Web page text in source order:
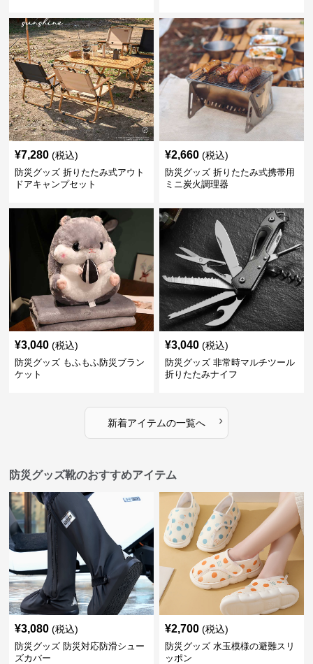
¥7,280 (税込)
防災グッズ 折りたたみ式アウト
ドアキャンプセット
¥2,660 (税込)
防災グッズ 折りたたみ式携帯用
ミニ炭火調理器
¥3,040 (税込)
防災グッズ もふもふ防災ブラン
ケット
¥3,040 (税込)
防災グッズ 非常時マルチツール
折りたたみナイフ
新着アイテムの一覧へ ›
防災グッズ靴のおすすめアイテム
¥3,080 (税込)
防災グッズ 防災対応防滑シュー
ズカバー
¥2,700 (税込)
防災グッズ 水玉模様の避難スリ
ッポン